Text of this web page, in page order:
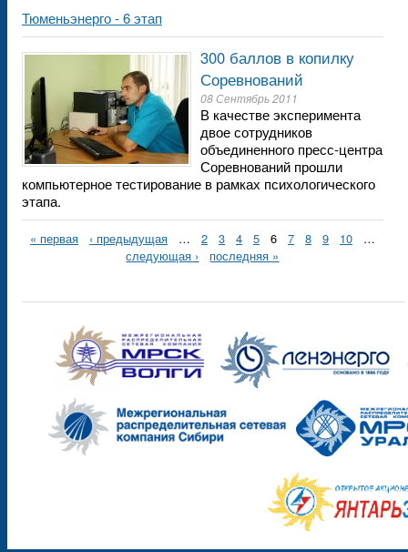
Тюменьэнерго - 6 этап
300 баллов в копилку
Соревнований
08 Сентябрь 2011
В качестве эксперимента
двое сотрудников
объединенного пресс-центра
Соревнований прошли
компьютерное тестирование в рамках психологического
этапа.
« первая ‹ предыдущая … 2 3 4 5 6 7 8 9 10
…
следующая ›
последняя »